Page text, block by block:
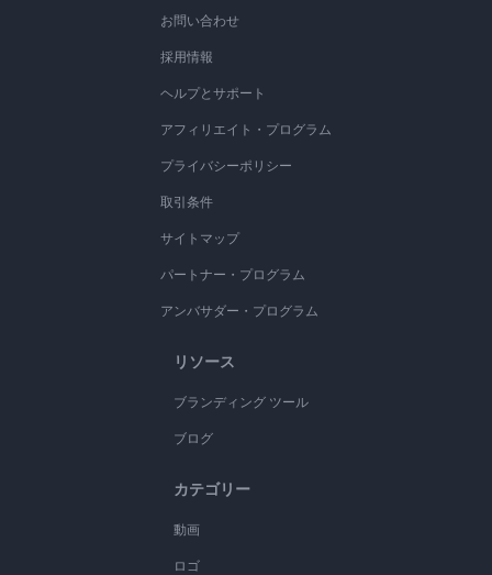
お問い合わせ
採用情報
ヘルプとサポート
アフィリエイト・プログラム
プライバシーポリシー
取引条件
サイトマップ
パートナー・プログラム
アンバサダー・プログラム
リソース
ブランディング ツール
ブログ
カテゴリー
動画
ロゴ